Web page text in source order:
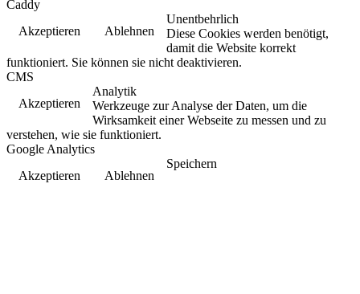
Caddy
Akzeptieren
Ablehnen
Unentbehrlich
Diese Cookies werden benötigt,
damit die Website korrekt
funktioniert. Sie können sie nicht deaktivieren.
CMS
Akzeptieren
Analytik
Werkzeuge zur Analyse der Daten, um die
Wirksamkeit einer Webseite zu messen und zu
verstehen, wie sie funktioniert.
Google Analytics
Akzeptieren
Ablehnen
Speichern